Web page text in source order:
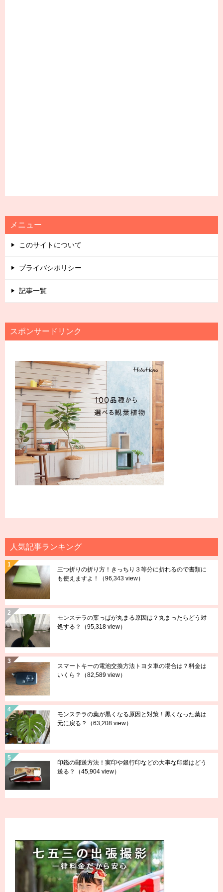
メニュー
このサイトについて
プライバシポリシー
記事一覧
スポンサードリンク
人気記事ランキング
三つ折りの折り方！きっちり３等分に折れるので書類に
も使えますよ！
（96,343 view）
モンステラの葉っぱが丸まる原因は？丸まったらどう対
処する？
（95,318 view）
スマートキーの電池交換方法トヨタ車の場合は？料金は
いくら？
（82,589 view）
モンステラの葉が黒くなる原因と対策！黒くなった葉は
元に戻る？
（63,208 view）
印鑑の郵送方法！実印や銀行印などの大事な印鑑はどう
送る？
（45,904 view）